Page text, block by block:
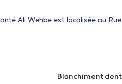
Ali Wehbe est localisée au Rue
Blanchiment